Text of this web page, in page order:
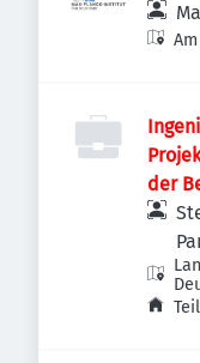
der